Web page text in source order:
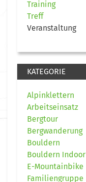
Training
Treff
Veranstaltung
KATEGORIE
Alpinklettern
Arbeitseinsatz
Bergtour
Bergwanderung
Bouldern
Bouldern Indoor
E-Mountainbike
Familiengruppe